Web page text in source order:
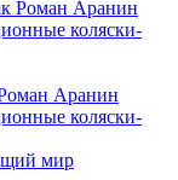
Аранин
коляски-